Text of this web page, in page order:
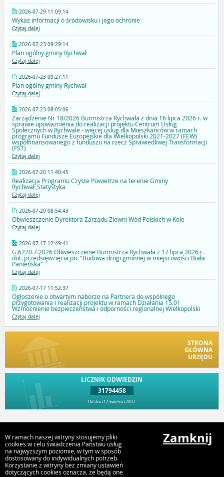
2026-07-29 11:09:14
Wykaz informacji o środowisku i jego ochronie
Czytaj dalej
2026-07-23 09:29:14
Plan ogólny gminy Rychwał
Czytaj dalej
2026-07-23 09:27:11
Plan ogólny gminy Rychwał
Czytaj dalej
2026-07-23 08:05:06
Zarządzenie Nr 18/2026 Burmistrza Rychwała z dnia 16 lipca 2026 r. w
sprawie upoważnienia do realizacji projektu Centrum Usług
Społecznych w Rychwale - więcej uslug dla Mieszkańców w ramach
programu Fundusze Europejskie dla Wielkopolski 2021-2027 (FEW)
współfinansowanego z funduszu na rzecz Sprawiedliwej Transformacji
(FST)
Czytaj dalej
2026-07-20 11:40:45
Realizacja Programu Czyste Powietrze na terenie Gminy
Rychwał_Statystyka
Czytaj dalej
2026-07-20 08:54:43
Obwieszczenie Dyrektora Zarządu Zlewni Wód Polskich w Kole
Czytaj dalej
2026-07-17 12:49:41
G.6220.7.2026 Obwieszczenie Burmistrza Rychwała z 17 lipca 2026 r.
dot. przedsięwzięcia pn. "Budowa drogi gminnej w miejscowości Biała
Panieńska"
Czytaj dalej
2026-07-17 11:52:37
Ogłoszenie o otwartym naborze na Partnera do wspólnego
przygotowania i realizacji projektu w ramach Działania 15.01
Wzmocnienie bezpieczeństwa i odporności regionalnej Wielkopolski
Czytaj dalej
STRONA
GŁÓWNA
URZĘDU
LICZNIK ODWIEDZIN
31794458
Od dnia 12 kwietnia 2007
Urząd Gminy i Miasta Rychwał
Plac Wolności 16, 62-570 Rychwał
W ramach naszej witryny stosujemy pliki
cookies w celu świadczenia Państwu usług
na najwyższym poziomie, w tym w sposób
dostosowany do indywidualnych potrzeb.
Korzystanie z witryny bez zmiany ustawień
dotyczących cookies oznacza, że będą one
Zamknij